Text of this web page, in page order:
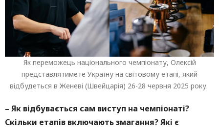
Як переможець національного чемпіонату, Олексій
представлятимете Україну на світовому етапі, який
відбудеться в Женеві (Швейцарія) 26-28 червня 2025 року.
– Як відбувається сам виступ на чемпіонаті?
Скільки етапів включають змагання? Які є